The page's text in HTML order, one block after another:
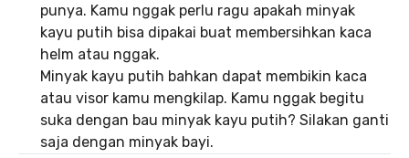
punya. Kamu nggak perlu ragu apakah minyak
kayu putih bisa dipakai buat membersihkan kaca
helm atau nggak.
Minyak kayu putih bahkan dapat membikin kaca
atau visor kamu mengkilap. Kamu nggak begitu
suka dengan bau minyak kayu putih? Silakan ganti
saja dengan minyak bayi.